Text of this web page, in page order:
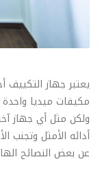
يعتبر جهاز التكييف
مكيفات ميديا
ولكن مثل أي جهاز
أدائه الأمثل وتجنب
عن بعض النصائح